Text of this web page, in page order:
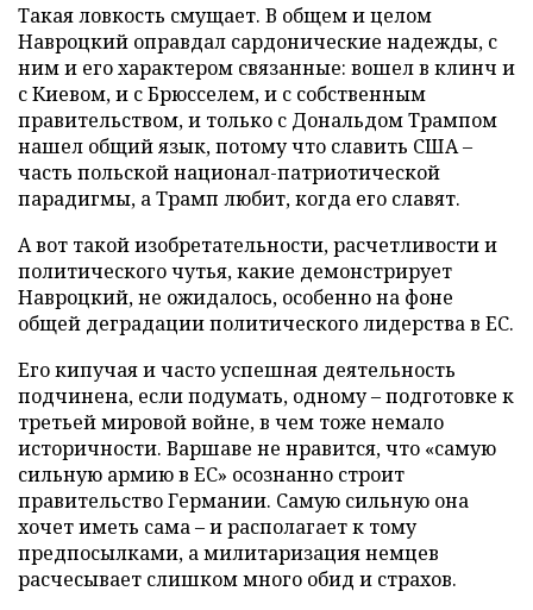
Такая ловкость смущает. В общем и целом
Навроцкий оправдал сардонические надежды, с
ним и его характером связанные: вошел в клинч и
с Киевом, и с Брюсселем, и с собственным
правительством, и только с Дональдом Трампом
нашел общий язык, потому что славить США –
часть польской национал-патриотической
парадигмы, а Трамп любит, когда его славят.
А вот такой изобретательности, расчетливости и
политического чутья, какие демонстрирует
Навроцкий, не ожидалось, особенно на фоне
общей деградации политического лидерства в ЕС.
Его кипучая и часто успешная деятельность
подчинена, если подумать, одному – подготовке к
третьей мировой войне, в чем тоже немало
историчности. Варшаве не нравится, что «самую
сильную армию в ЕС» осознанно строит
правительство Германии. Самую сильную она
хочет иметь сама – и располагает к тому
предпосылками, а милитаризация немцев
расчесывает слишком много обид и страхов.